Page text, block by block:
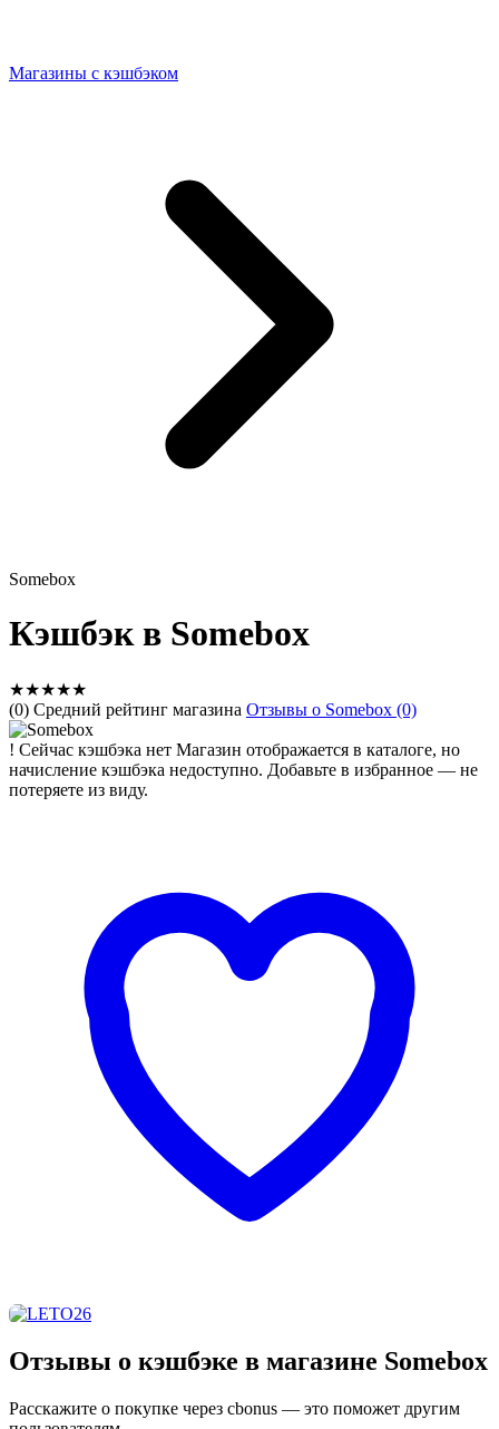
Магазины с кэшбэком
Somebox
Кэшбэк в Somebox
★★★★★
(0) Средний рейтинг магазина Отзывы о Somebox (0)
! Сейчас кэшбэка нет Магазин отображается в каталоге, но
начисление кэшбэка недоступно. Добавьте в избранное — не
потеряете из виду.
Отзывы о кэшбэке в магазине Somebox
Расскажите о покупке через cbonus — это поможет другим